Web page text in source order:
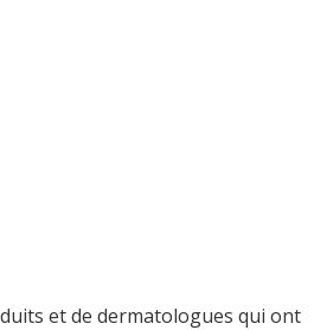
et de dermatologues qui ont